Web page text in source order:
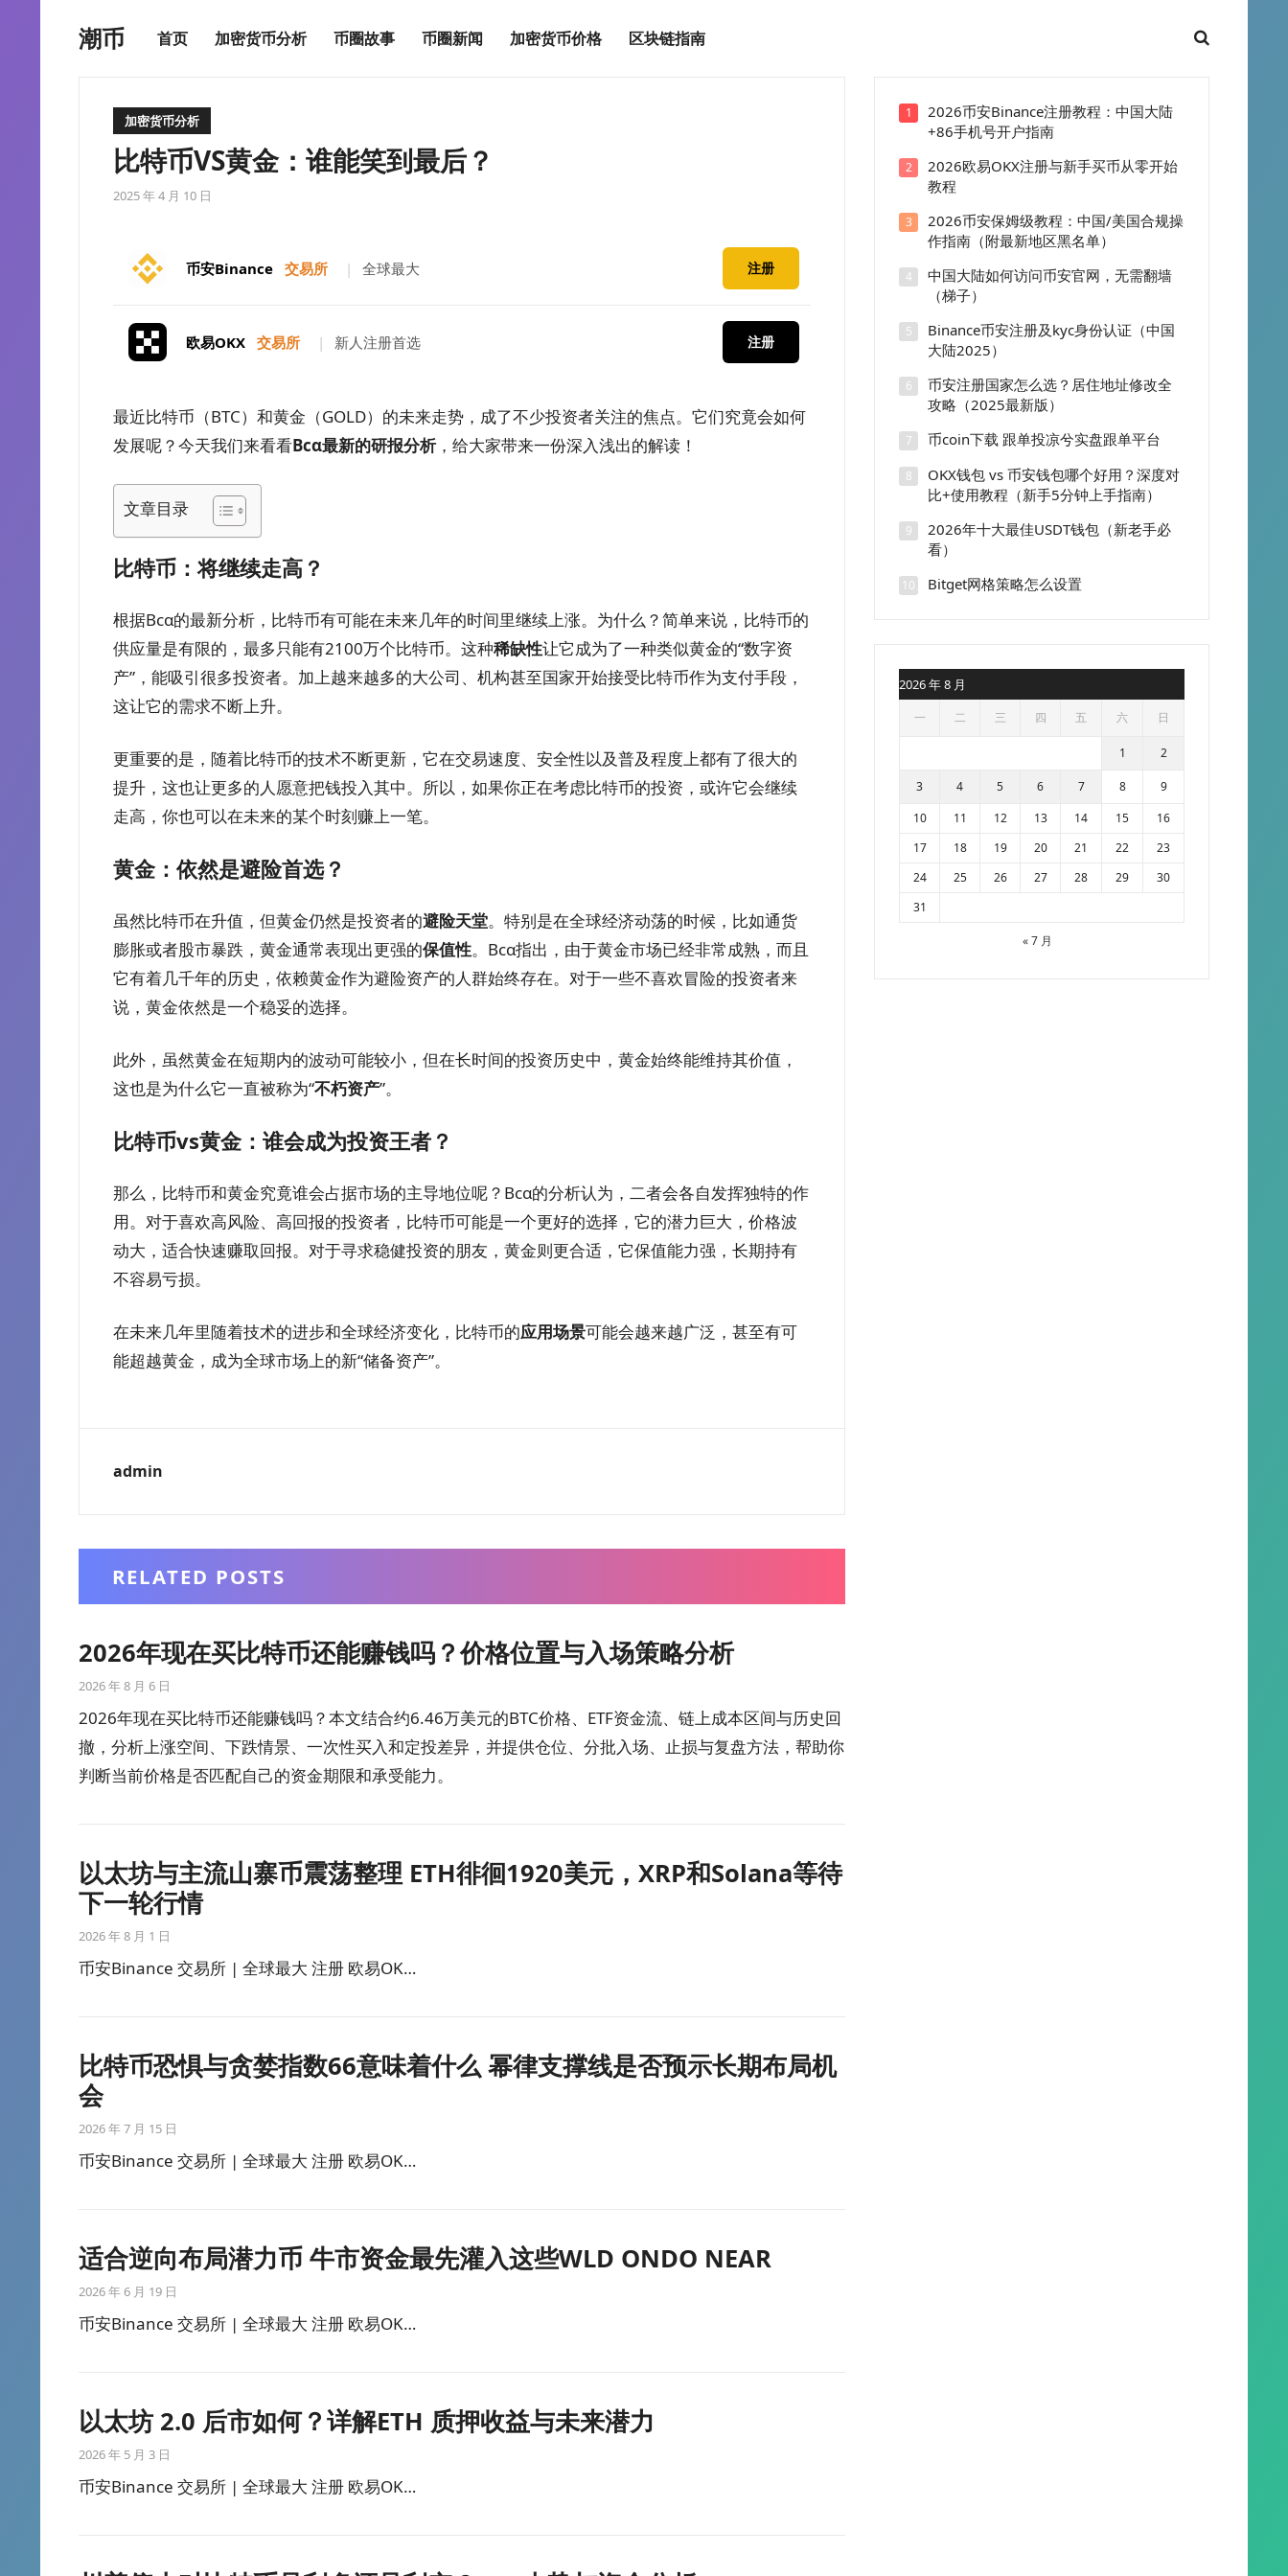
潮币 首页 加密货币分析 币圈故事 币圈新闻 加密货币价格 区块链指南
加密货币分析
比特币VS黄金：谁能笑到最后？
2025 年 4 月 10 日
币安Binance 交易所 | 全球最大 注册
欧易OKX 交易所 | 新人注册首选 注册
最近比特币（BTC）和黄金（GOLD）的未来走势，成了不少投资者关注的焦点。它们究竟会如何
发展呢？今天我们来看看Bcα最新的研报分析，给大家带来一份深入浅出的解读！
文章目录
比特币：将继续走高？
根据Bcα的最新分析，比特币有可能在未来几年的时间里继续上涨。为什么？简单来说，比特币的
供应量是有限的，最多只能有2100万个比特币。这种稀缺性让它成为了一种类似黄金的“数字资
产”，能吸引很多投资者。加上越来越多的大公司、机构甚至国家开始接受比特币作为支付手段，
这让它的需求不断上升。
更重要的是，随着比特币的技术不断更新，它在交易速度、安全性以及普及程度上都有了很大的
提升，这也让更多的人愿意把钱投入其中。所以，如果你正在考虑比特币的投资，或许它会继续
走高，你也可以在未来的某个时刻赚上一笔。
黄金：依然是避险首选？
虽然比特币在升值，但黄金仍然是投资者的避险天堂。特别是在全球经济动荡的时候，比如通货
膨胀或者股市暴跌，黄金通常表现出更强的保值性。Bcα指出，由于黄金市场已经非常成熟，而且
它有着几千年的历史，依赖黄金作为避险资产的人群始终存在。对于一些不喜欢冒险的投资者来
说，黄金依然是一个稳妥的选择。
此外，虽然黄金在短期内的波动可能较小，但在长时间的投资历史中，黄金始终能维持其价值，
这也是为什么它一直被称为“不朽资产”。
比特币vs黄金：谁会成为投资王者？
那么，比特币和黄金究竟谁会占据市场的主导地位呢？Bcα的分析认为，二者会各自发挥独特的作
用。对于喜欢高风险、高回报的投资者，比特币可能是一个更好的选择，它的潜力巨大，价格波
动大，适合快速赚取回报。对于寻求稳健投资的朋友，黄金则更合适，它保值能力强，长期持有
不容易亏损。
在未来几年里随着技术的进步和全球经济变化，比特币的应用场景可能会越来越广泛，甚至有可
能超越黄金，成为全球市场上的新“储备资产”。
admin
RELATED POSTS
2026年现在买比特币还能赚钱吗？价格位置与入场策略分析
2026 年 8 月 6 日
2026年现在买比特币还能赚钱吗？本文结合约6.46万美元的BTC价格、ETF资金流、链上成本区间与历史回
撤，分析上涨空间、下跌情景、一次性买入和定投差异，并提供仓位、分批入场、止损与复盘方法，帮助你
判断当前价格是否匹配自己的资金期限和承受能力。
以太坊与主流山寨币震荡整理 ETH徘徊1920美元，XRP和Solana等待
下一轮行情
2026 年 8 月 1 日
币安Binance 交易所 | 全球最大 注册 欧易OK…
比特币恐惧与贪婪指数66意味着什么 幂律支撑线是否预示长期布局机
会
2026 年 7 月 15 日
币安Binance 交易所 | 全球最大 注册 欧易OK…
适合逆向布局潜力币 牛市资金最先灌入这些WLD ONDO NEAR
2026 年 6 月 19 日
币安Binance 交易所 | 全球最大 注册 欧易OK…
以太坊 2.0 后市如何？详解ETH 质押收益与未来潜力
2026 年 5 月 3 日
币安Binance 交易所 | 全球最大 注册 欧易OK…
1
2026币安Binance注册教程：中国大陆
+86手机号开户指南
2
2026欧易OKX注册与新手买币从零开始
教程
3
2026币安保姆级教程：中国/美国合规操
作指南（附最新地区黑名单）
4
中国大陆如何访问币安官网，无需翻墙
（梯子）
5
Binance币安注册及kyc身份认证（中国
大陆2025）
6
币安注册国家怎么选？居住地址修改全
攻略（2025最新版）
7 币coin下载 跟单投凉兮实盘跟单平台
8
OKX钱包 vs 币安钱包哪个好用？深度对
比+使用教程（新手5分钟上手指南）
9
2026年十大最佳USDT钱包（新老手必
看）
10 Bitget网格策略怎么设置
2026 年 8 月
一 二 三 四 五 六 日
1 2
3 4 5 6 7 8
9
10
11 12 13 14 15
16
17
18 19 20 21 22
23
24
25 26 27 28 29
30
31
« 7 月